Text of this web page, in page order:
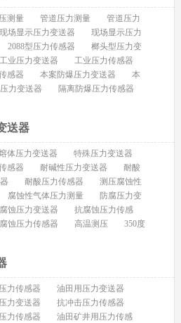
测量 管道压力测量
管道压力
现场显示压力变送器
现场显示压力
2088型压力传感器
榔头型压力变
工业压力变送器
工业压力传感器
感器 本案防爆压力变送器
本
力变送器
隔离防爆压力传感器
送器
体压力变送器
特殊压力变送器
感器 耐碱性压力变送器
耐酸
耐酸压力传感器
测压腐蚀性
腐蚀性气体压力测量
防腐压力变
蚀压力变送器
抗腐蚀压力传感
蚀压力传感器 高温测压
350度
力传感器
油田用压力变送器
力变送器
抗冲击压力传感器
力传感器
油田矿井用压力传感